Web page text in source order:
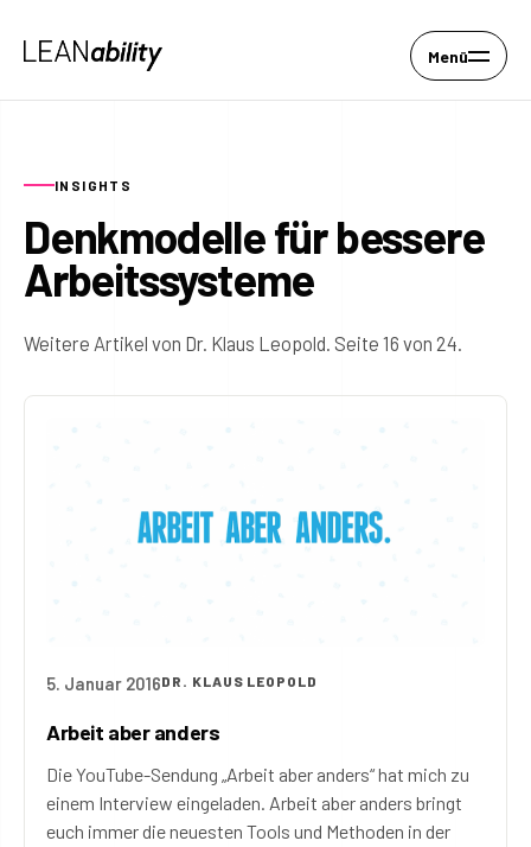
Menü
INSIGHTS
Denkmodelle für bessere
Arbeitssysteme
Weitere Artikel von Dr. Klaus Leopold. Seite 16 von 24.
5. Januar 2016DR. KLAUS LEOPOLD
Arbeit aber anders
Die YouTube-Sendung „Arbeit aber anders“ hat mich zu
einem Interview eingeladen. Arbeit aber anders bringt
euch immer die neuesten Tools und Methoden in der